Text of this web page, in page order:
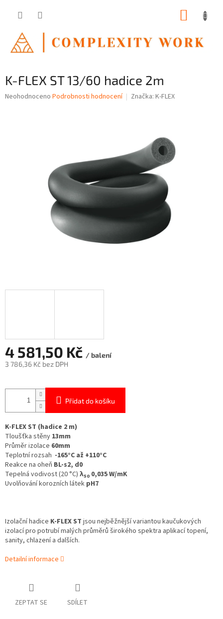
K-FLEX ST 13/60 hadice 2m
Průměrné
Neohodnoceno Podrobnosti hodnocení Značka: K-FLEX
4 581,50 Kč / balení
3 786,36 Kč bez DPH
cena:
Přidat do košíku
K-FLEX ST (hadice 2 m)
Tloušťka stěny 13mm
Průměr izolace 60mm
Teplotní rozsah -165°C až +110°C
Reakce na oheň BL-s2, d0
Tepelná vodivost (20 °C) λ50 0,035 W/mK
Uvolňování korozních látek pH7
Izolační hadice K‑FLEX ST jsou nejběžnější variantou kaučukových
izolací pro potrubí malých průměrů širokého spektra aplikací topení,
sanity, chlazení a dalších.
Detailní informace
ZEPTAT SE SDÍLET